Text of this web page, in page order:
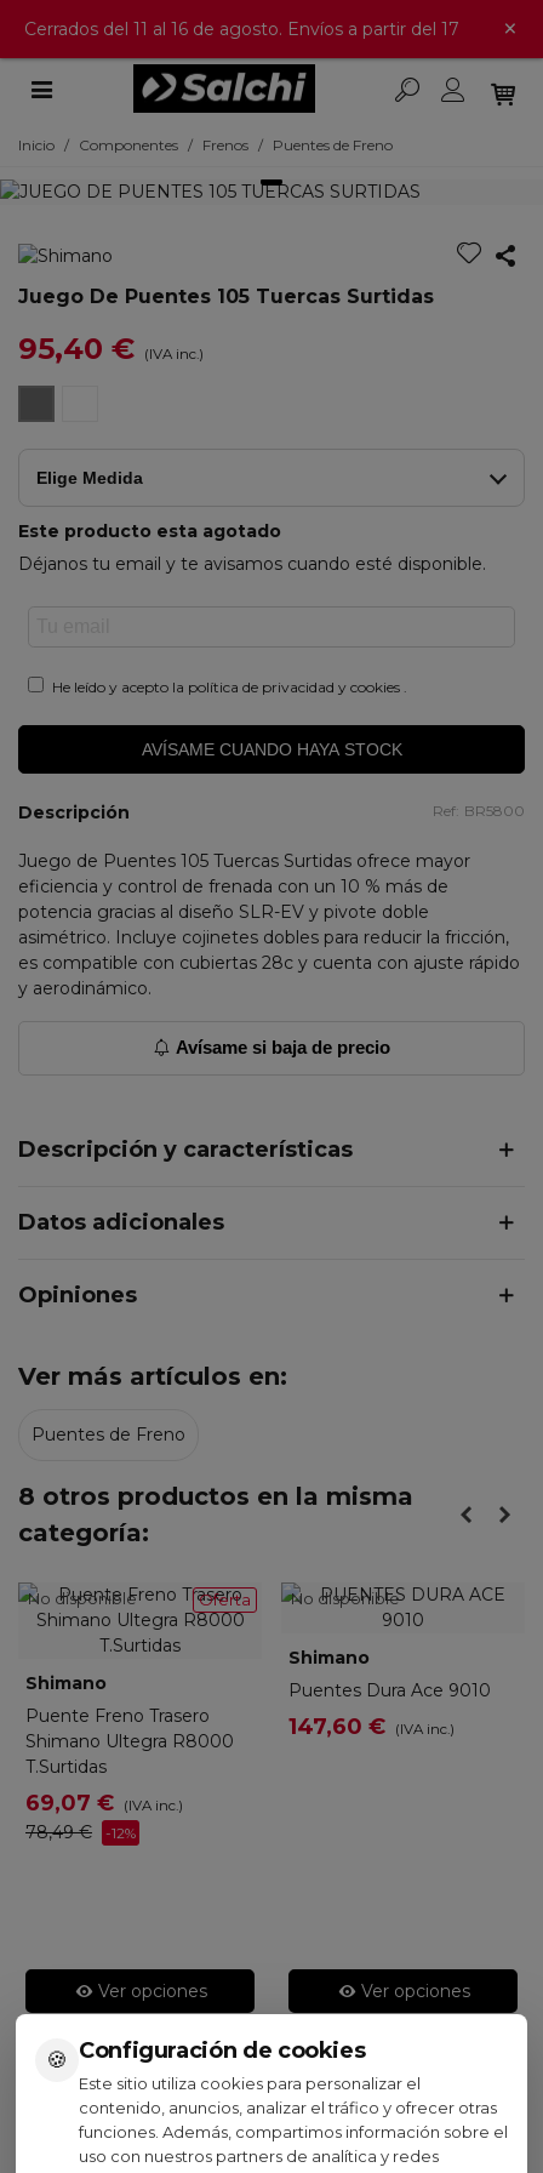
🍪 Configuración de cookies
Este sitio utiliza cookies para personalizar el
contenido, anuncios, analizar el tráfico y ofrecer otras
funciones. Además, compartimos información sobre el
uso con nuestros partners de analítica y redes
Cerrados del 11 al 16 de agosto. Envíos a partir del 17 ×
Inicio / Componentes / Frenos / Puentes de Freno
Juego De Puentes 105 Tuercas Surtidas
95,40 € (IVA inc.)
Elige Medida
Este producto esta agotado
Déjanos tu email y te avisamos cuando esté disponible.
He leído y acepto la política de privacidad y cookies .
AVÍSAME CUANDO HAYA STOCK
Descripción Ref: BR5800
Juego de Puentes 105 Tuercas Surtidas ofrece mayor
eficiencia y control de frenada con un 10 % más de
potencia gracias al diseño SLR-EV y pivote doble
asimétrico. Incluye cojinetes dobles para reducir la fricción,
es compatible con cubiertas 28c y cuenta con ajuste rápido
y aerodinámico.
Avísame si baja de precio
Descripción y características
Datos adicionales
Opiniones
Ver más artículos en:
Puentes de Freno
8 otros productos en la misma
categoría:
Oferta
No disponible
Shimano
Puente Freno Trasero
Shimano Ultegra R8000
T.Surtidas
69,07 € (IVA inc.)
78,49 € -12%
Ver opciones
No disponible
Shimano
Puentes Dura Ace 9010
147,60 € (IVA inc.)
Ver opciones
Visto recientemente